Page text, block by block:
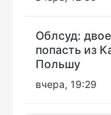
Облсуд:
попасть из
Польшу
вчера, 19:29